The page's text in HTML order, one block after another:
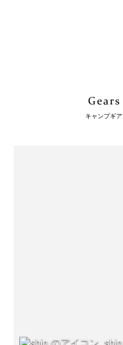
キャンプギア
shin